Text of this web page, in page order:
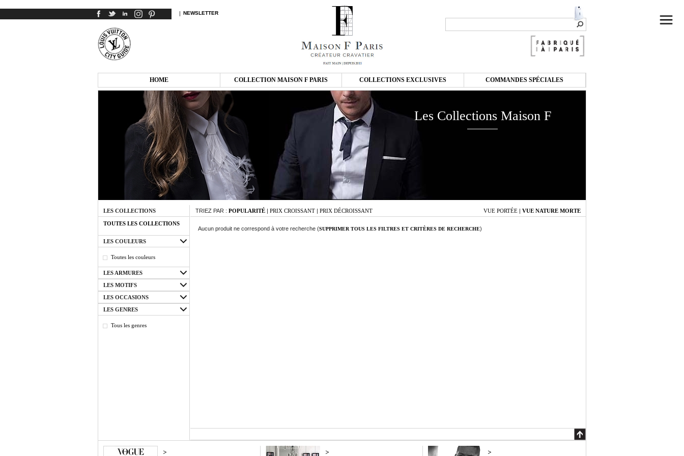
| NEWSLETTER
HOME COLLECTION MAISON F PARIS COLLECTIONS EXCLUSIVES COMMANDES SPÉCIALES
Les Collections Maison F
LES COLLECTIONS
TOUTES LES COLLECTIONS
LES COULEURS
Toutes les couleurs
LES ARMURES
LES MOTIFS
LES OCCASIONS
LES GENRES
Tous les genres
VUE PORTÉE | VUE NATURE MORTE
TRIEZ PAR : POPULARITÉ | PRIX CROISSANT | PRIX DÉCROISSANT
Aucun produit ne correspond à votre recherche (SUPPRIMER TOUS LES FILTRES ET CRITÈRES DE RECHERCHE)
> > >